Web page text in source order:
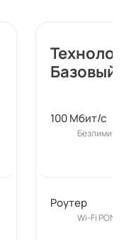
Базовый
100 Мбит/с
Роутер
Wi-Fi PON-